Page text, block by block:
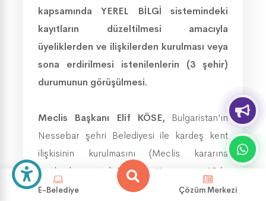
kapsamında YEREL BİLGİ sistemindeki
kayıtların düzeltilmesi amacıyla
üyeliklerden ve ilişkilerden kurulması veya
sona erdirilmesi istenilenlerin (3 şehir)
durumunun görüşülmesi.
Meclis Başkanı Elif KÖSE, Bulgaristan’ın
Nessebar şehri Belediyesi ile kardeş kent
ilişkisinin kurulmasını (Meclis kararına
rastlanılmamıştır.) Belediye Kanununun 18/p
ve 74.maddesi uyarınca oylamaya sundu.
E-Belediye Çözüm Merkezi